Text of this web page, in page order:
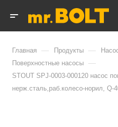
Главная — Продукты —
Поверхностные насосы —
STOUT SPJ-0003-000120 насос
нерж.сталь,раб.колесо-норил, Q-